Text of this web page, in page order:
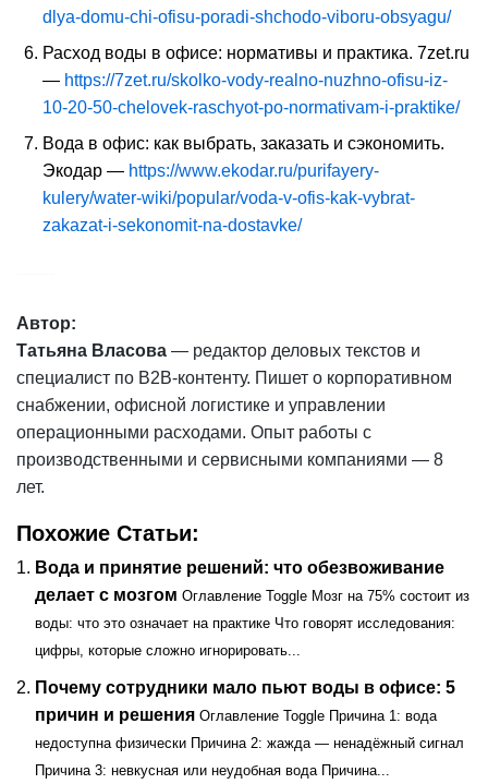
dlya-domu-chi-ofisu-poradi-shchodo-viboru-obsyagu/
Расход воды в офисе: нормативы и практика. 7zet.ru
— https://7zet.ru/skolko-vody-realno-nuzhno-ofisu-iz-
10-20-50-chelovek-raschyot-po-normativam-i-praktike/
Вода в офис: как выбрать, заказать и сэкономить.
Экодар — https://www.ekodar.ru/purifayery-
kulery/water-wiki/popular/voda-v-ofis-kak-vybrat-
zakazat-i-sekonomit-na-dostavke/
Автор:
Татьяна Власова — редактор деловых текстов и
специалист по B2B-контенту. Пишет о корпоративном
снабжении, офисной логистике и управлении
операционными расходами. Опыт работы с
производственными и сервисными компаниями — 8
лет.
Похожие Статьи:
Вода и принятие решений: что обезвоживание
делает с мозгом Оглавление Toggle Мозг на 75% состоит из
воды: что это означает на практике Что говорят исследования:
цифры, которые сложно игнорировать...
Почему сотрудники мало пьют воды в офисе: 5
причин и решения Оглавление Toggle Причина 1: вода
недоступна физически Причина 2: жажда — ненадёжный сигнал
Причина 3: невкусная или неудобная вода Причина...